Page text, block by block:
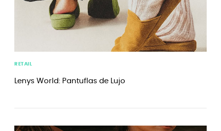
RETAIL
Lenys World: Pantuflas de Lujo